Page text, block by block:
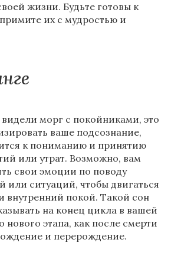
жизни. Будьте готовы к
их с мудростью и
морг с покойниками, это
ваше подсознание,
к пониманию и принятию
или утрат. Возможно, вам
свои эмоции по поводу
ситуаций, чтобы двигаться
внутренний покой. Такой сон
на конец цикла в вашей
нового этапа, как после смерти
и перерождение.